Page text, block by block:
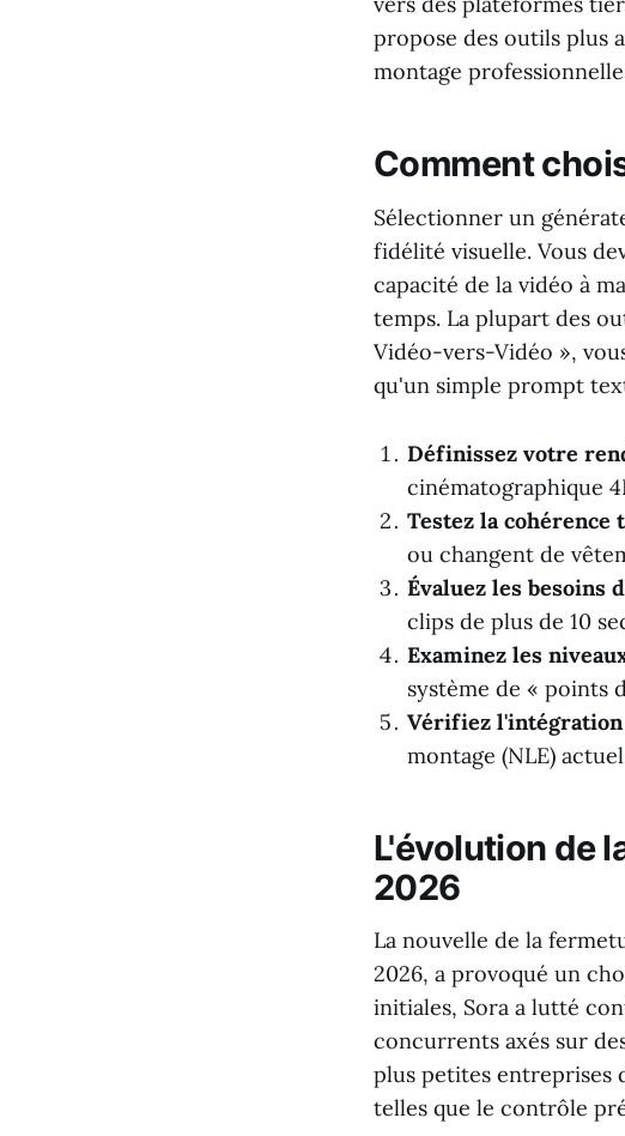
propose des outils plus
montage
Comment
Sélectionner un
fidélité visuelle. Vous
capacité de la vidéo à
temps. La plupart des
Vidéo-vers-Vidéo »,
qu'un simple prompt
Définissez votre
cinématographique
Testez la cohérence
ou changent de
Évaluez les besoins
clips de plus de 10
Examinez les
système de « points
Vérifiez l'intégration
montage (NLE)
L'évolution de
2026
La nouvelle de la
2026, a provoqué un
initiales, Sora a lutté
concurrents axés sur
plus petites entreprises
telles que le contrôle